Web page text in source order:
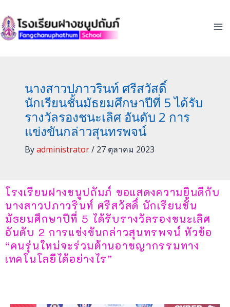
to
content
นางสาวปภาวรินท์ ศรีสวัสดิ์
นักเรียนชั้นมัธยมศึกษาปีที่ 5 ได้รับ
รางวัลรองชนะเลิศ อันดับ 2 การ
แข่งขันกล่าวสุนทรพจน์
Byadministrator/ 27 ตุลาคม 2023
โรงเรียนฝางชนูปถัมภ์ ขอแสดงความยินดีกับ
นางสาวปภาวรินท์ ศรีสวัสดิ์ นักเรียนชั้น
มัธยมศึกษาปีที่ 5 ได้รับรางวัลรองชนะเลิศ
อันดับ 2 การแข่งขันกล่าวสุนทรพจน์ หัวข้อ
“คนรุ่นใหม่จะร่วมต้านอาชญากรรมทาง
เทคโนโลยีได้อย่างไร”